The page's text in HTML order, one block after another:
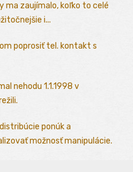
ma zaujímalo, koľko to celé
i...
poprosiť tel. kontakt s
nehodu 1.1.1998 v
ponúk a
možnosť manipulácie.